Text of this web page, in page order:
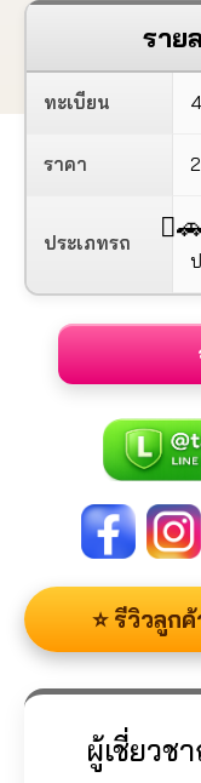
ราย
ทะเบียน
ราคา
ประเภทรถ
🚗
⭐ รีวิวลูก
ผู้เชี่ยวช